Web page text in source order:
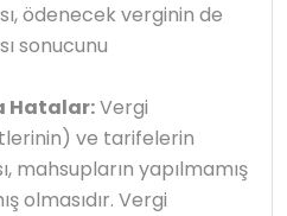
ödenecek verginin de
sonucunu
Hatalar:Vergi
ve tarifelerin
mahsupların yapılmamış
olmasıdır. Vergi